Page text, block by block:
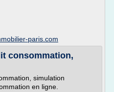
paris.com
consommation,
simulation
en ligne.